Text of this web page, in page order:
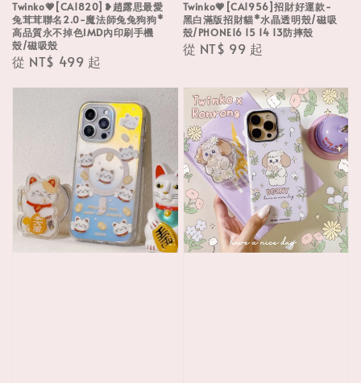
Twinko💗[CA1820]❥趙露思最愛
兔茸茸聯名2.0-魔法師兔兔狗狗*
高品質永不掉色IMD內印刷手機
殼/磁吸殼
Regular
從 NT$ 499 起
Twinko💗[CA1956]招財好運款-
黑白滿版招財貓*水晶透明殼/磁吸
殼/PHONE16 15 14 13防摔殼
Regular
從 NT$ 99 起